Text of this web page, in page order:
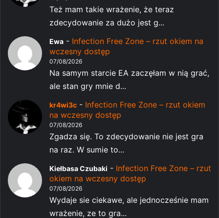
Też mam takie wrażenie, że teraz
zdecydowanie za dużo jest g...
Ewa - Infection Free Zone – rzut okiem na
wczesny dostęp
07/08/2026
Na samym starcie EA zaczęłam w nią grać,
ale stan gry mnie d...
kr4wi3c - Infection Free Zone – rzut okiem
na wczesny dostęp
07/08/2026
Zgadza się. To zdecydowanie nie jest gra
na raz. W sumie to...
Kiełbasa Czubaki - Infection Free Zone – rzut
okiem na wczesny dostęp
07/08/2026
Wydaje sie ciekawe, ale jednocześnie mam
wrażenie, ze to gra...